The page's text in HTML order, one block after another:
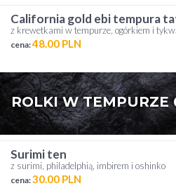
california gold ebi tempura
z krewetkami w tempurze, ogórkiem i
cena:48.00 PLN
ROLKI W TEMPURZE
surimi ten
z surimi, philadelphią, imbirem i oshinko
cena:30.00 PLN